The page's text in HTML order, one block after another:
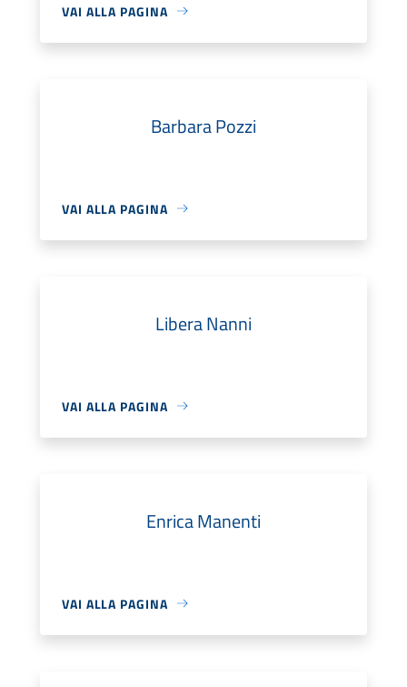
VAI ALLA PAGINA
Barbara Pozzi
VAI ALLA PAGINA
Libera Nanni
VAI ALLA PAGINA
Enrica Manenti
VAI ALLA PAGINA